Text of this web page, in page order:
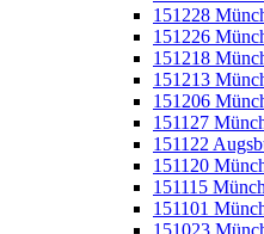
151228
151226
151218
151213
151206
151127
151122
151120
151115
151101
151023